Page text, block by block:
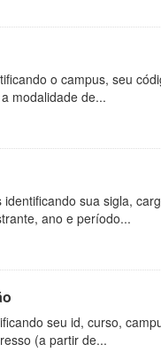
o campus, seu
modalidade de...
sua sigla,
ano e período...
seu id, curso,
(a partir de...